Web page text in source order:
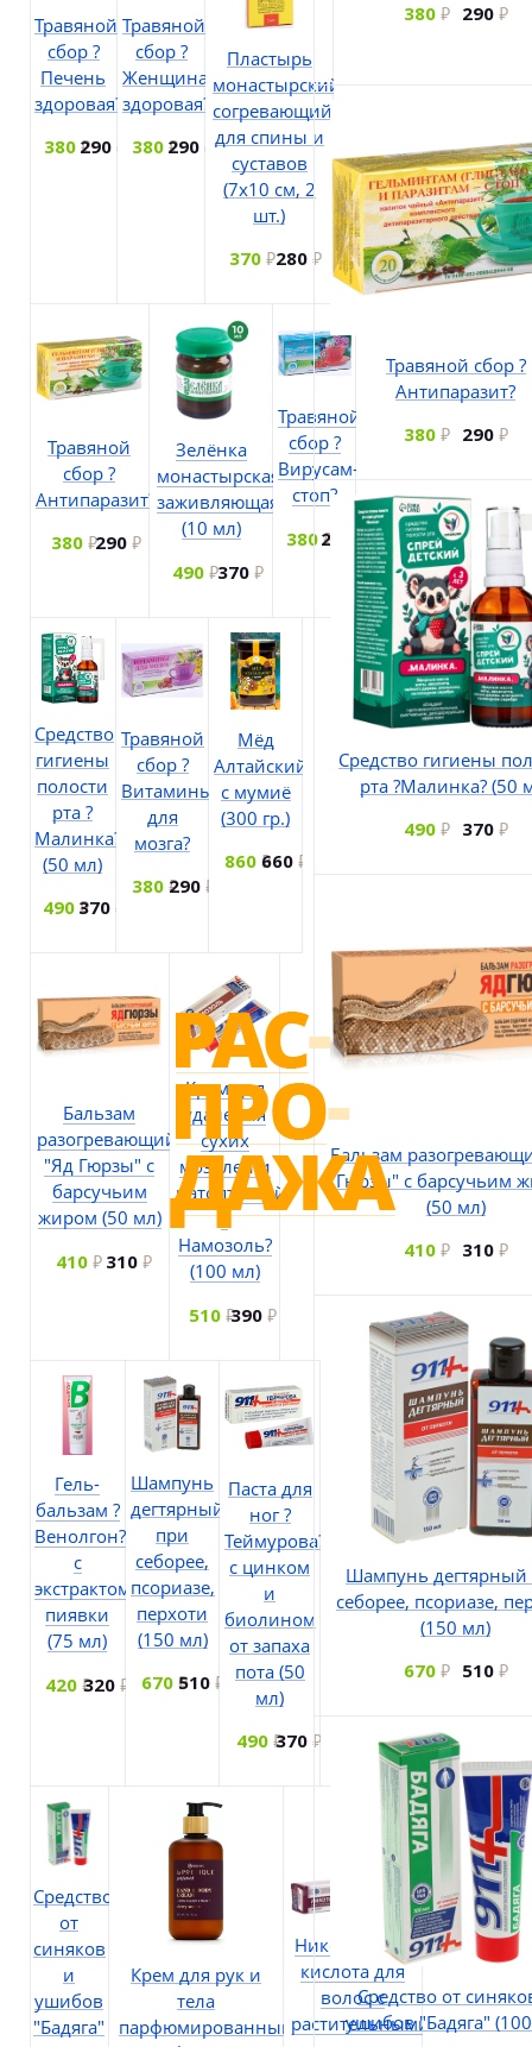
Травяной
сбор ?
Печень
здоровая?
380 290
Травяной
сбор ?
Женщина
здоровая?
380 290
Пластырь
монастырский
согревающий
для спины и
суставов
(7х10 см, 2
шт.)
370 280
Травяной
сбор ?
Антипаразит?
380 290
Зелёнка
монастырская
заживляющая
(10 мл)
490 370
Травяной
сбор ?
Вирусам-
стоп?
380290
Средство
гигиены
полости
рта ?
Малинка?
(50 мл)
490 370
Травяной
сбор ?
Витамины
для
мозга?
380 290
Мёд
Алтайский
с мумиё
(300 гр.)
860 660
Бальзам
разогревающий
"Яд Гюрзы" с
барсучьим
жиром (50 мл)
410
310
Крем для
удаления
сухих
мозолей и
натоптышей
Намозоль?
(100 мл)
510 390
Гель-
бальзам ?
Венолгон?
с
экстрактом
пиявки
(75 мл)
420 320
Шампунь
дегтярный
при
себорее,
псориазе,
перхоти
(150 мл)
670 510
Паста для
ног ?
Теймурова?
с цинком
и
биолином
от запаха
пота (50
мл)
490 370
Средство
от
синяков
и
ушибов
"Бадяга"
Крем для рук и
тела
парфюмированный
Никотиновая
кислота для
волос с
растительными
380
290
Травяной сбор ?
Антипаразит?
380
290
Средство гигиены
рта ?Малинка? (50
490
370
Бальзам
Гюрзы" с барсучьим
(50 мл)
410
310
Шампунь дегтярный
себорее, псориазе,
(150 мл)
670
510
Средство от
ушибов "Бадяга"